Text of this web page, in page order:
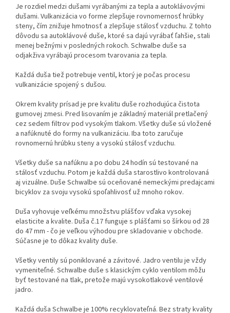
Je rozdiel medzi dušami vyrábanými za tepla a autoklávovými
dušami. Vulkanizácia vo forme zlepšuje rovnomernosť hrúbky
steny, čím znižuje hmotnosť a zlepšuje stálosť vzduchu. Z tohto
dôvodu sa autoklávové duše, ktoré sa dajú vyrábať ľahšie, stali
menej bežnými v posledných rokoch. Schwalbe duše sa
odjakživa vyrábajú procesom tvarovania za tepla.
Každá duša tiež potrebuje ventil, ktorý je počas procesu
vulkanizácie spojený s dušou.
Okrem kvality prísad je pre kvalitu duše rozhodujúca čistota
gumovej zmesi. Pred lisovaním je základný materiál pretlačený
cez sedem filtrov pod vysokým tlakom. Všetky duše sú vložené
a nafúknuté do formy na vulkanizáciu. Iba toto zaručuje
rovnomernú hrúbku steny a vysokú stálosť vzduchu.
Všetky duše sa nafúknu a po dobu 24 hodín sú testované na
stálosť vzduchu. Potom je každá duša starostlivo kontrolovaná
aj vizuálne. Duše Schwalbe sú oceňované nemeckými predajcami
bicyklov za svoju vysokú spoľahlivosť už mnoho rokov.
Duša vyhovuje veľkému množstvu plášťov vďaka vysokej
elasticite a kvalite. Duša č.17 funguje s plášťami so šírkou od 28
do 47 mm - čo je veľkou výhodou pre skladovanie v obchode.
Súčasne je to dôkaz kvality duše.
Všetky ventily sú poniklované a závitové. Jadro ventilu je vždy
vymeniteľné. Schwalbe duše s klasickým cyklo ventilom môžu
byť testované na tlak, pretože majú vysokotlakové ventilové
jadro.
Každá duša Schwalbe je 100% recyklovateľná. Bez straty kvality